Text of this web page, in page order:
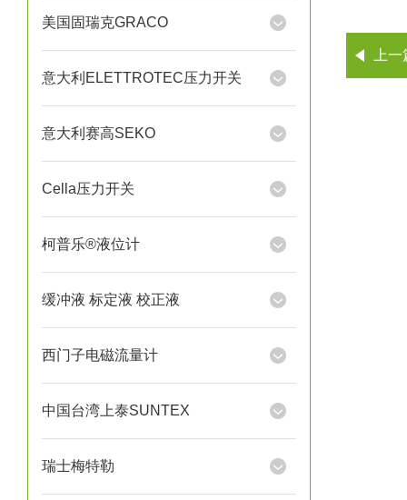
美国固瑞克GRACO
意大利ELETTROTEC压力开关
意大利赛高SEKO
Cella压力开关
柯普乐®液位计
缓冲液 标定液 校正液
西门子电磁流量计
中国台湾上泰SUNTEX
瑞士梅特勒
上